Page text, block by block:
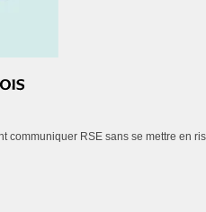
RSE sans se mettre en